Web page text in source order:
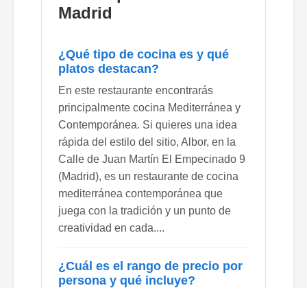
Madrid
¿Qué tipo de cocina es y qué
platos destacan?
En este restaurante encontrarás
principalmente cocina Mediterránea y
Contemporánea. Si quieres una idea
rápida del estilo del sitio, Albor, en la
Calle de Juan Martín El Empecinado 9
(Madrid), es un restaurante de cocina
mediterránea contemporánea que
juega con la tradición y un punto de
creatividad en cada....
¿Cuál es el rango de precio por
persona y qué incluye?